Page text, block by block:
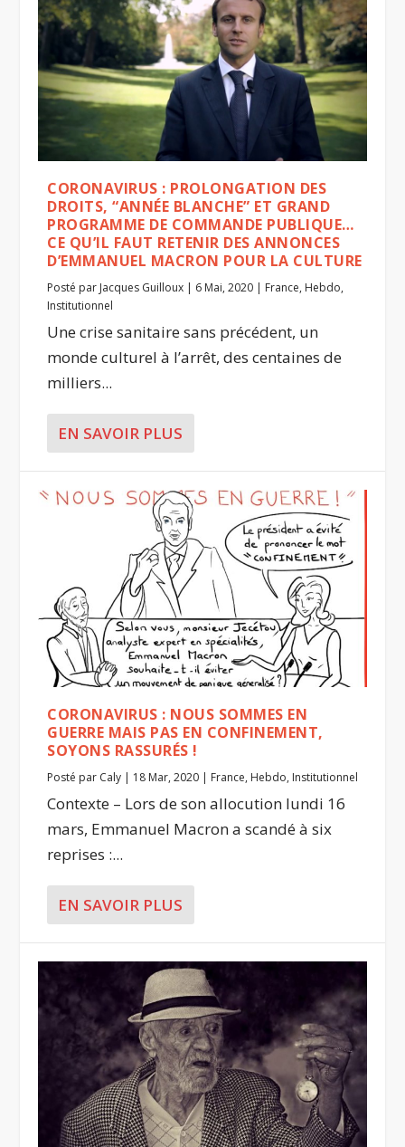
CORONAVIRUS : PROLONGATION DES
DROITS, “ANNÉE BLANCHE” ET GRAND
PROGRAMME DE COMMANDE PUBLIQUE…
CE QU’IL FAUT RETENIR DES ANNONCES
D’EMMANUEL MACRON POUR LA CULTURE
Posté par Jacques Guilloux | 6 Mai, 2020 | France, Hebdo,
Institutionnel
Une crise sanitaire sans précédent, un
monde culturel à l’arrêt, des centaines de
milliers...
EN SAVOIR PLUS
CORONAVIRUS : NOUS SOMMES EN
GUERRE MAIS PAS EN CONFINEMENT,
SOYONS RASSURÉS !
Posté par Caly | 18 Mar, 2020 | France, Hebdo, Institutionnel
Contexte – Lors de son allocution lundi 16
mars, Emmanuel Macron a scandé à six
reprises :...
EN SAVOIR PLUS